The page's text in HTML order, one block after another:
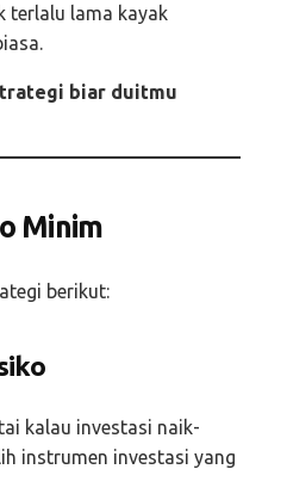
terlalu lama kayak
biar duitmu
Minim
berikut:
kalau investasi naik-
instrumen investasi yang